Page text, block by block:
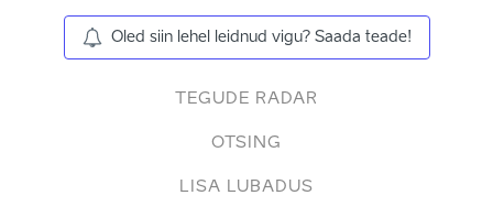
Oled siin lehel leidnud vigu? Saada teade!
TEGUDE RADAR
OTSING
LISA LUBADUS